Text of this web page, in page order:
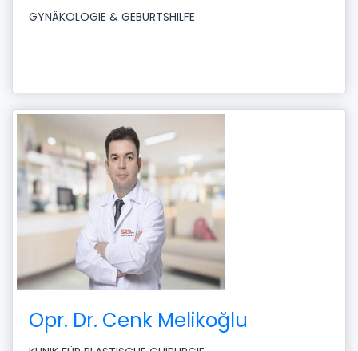
GYNÄKOLOGIE & GEBURTSHILFE
Opr. Dr. Cenk Melikoğlu